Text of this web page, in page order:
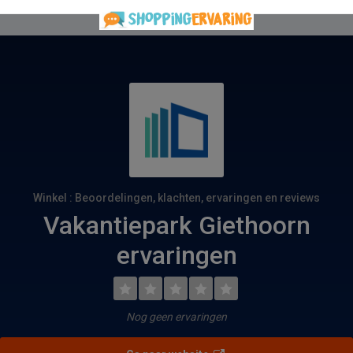
Winkel : Beoordelingen, klachten, ervaringen en reviews
Vakantiepark Giethoorn
ervaringen
Nog geen ervaringen